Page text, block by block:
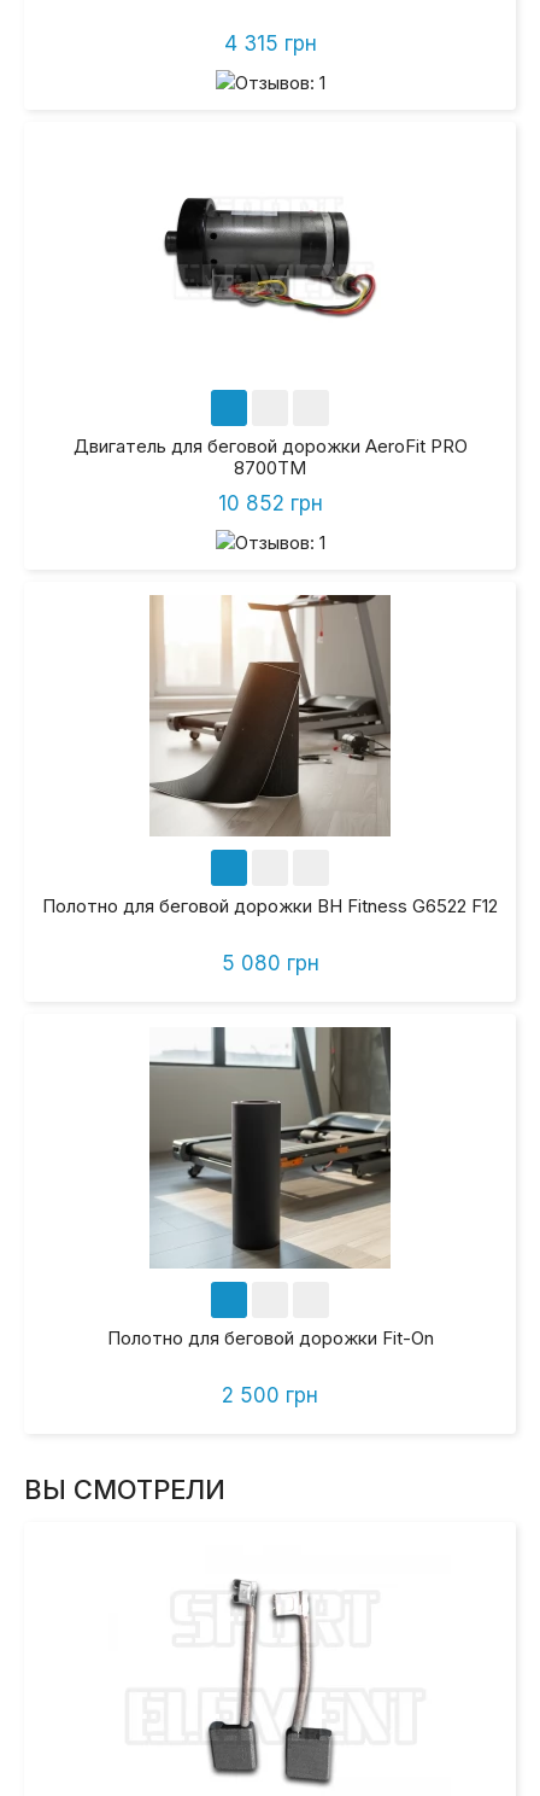
4 315 грн
Двигатель для беговой дорожки AeroFit PRO
8700TM
10 852 грн
Полотно для беговой дорожки BH Fitness G6522 F12
5 080 грн
Полотно для беговой дорожки Fit-On
2 500 грн
ВЫ СМОТРЕЛИ